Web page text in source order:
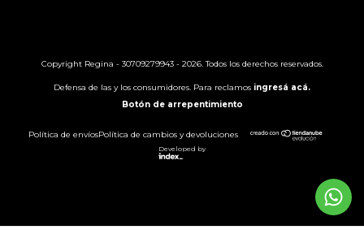
Copyright Regina - 30709279943 - 2026. Todos los derechos reservados.
Defensa de las y los consumidores. Para reclamos ingresá acá.
Botón de arrepentimiento
Política de envíosPolítica de cambios y devoluciones
Developed by